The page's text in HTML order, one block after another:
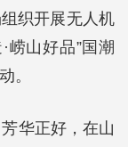
织开展无人机
崂山好品”国潮
。
华正好，在山